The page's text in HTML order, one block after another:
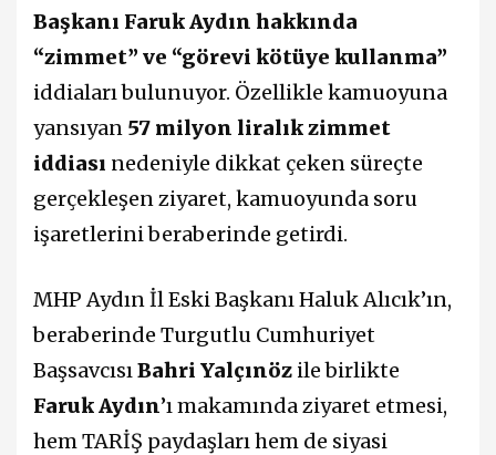
Başkanı Faruk Aydın hakkında
“zimmet” ve “görevi kötüye kullanma”
iddiaları bulunuyor. Özellikle kamuoyuna
yansıyan 57 milyon liralık zimmet
iddiası nedeniyle dikkat çeken süreçte
gerçekleşen ziyaret, kamuoyunda soru
işaretlerini beraberinde getirdi.
MHP Aydın İl Eski Başkanı Haluk Alıcık’ın,
beraberinde Turgutlu Cumhuriyet
BaşsavcısıBahri Yalçınöz ile birlikte
Faruk Aydın’ı makamında ziyaret etmesi,
hem TARİŞ paydaşları hem de siyasi